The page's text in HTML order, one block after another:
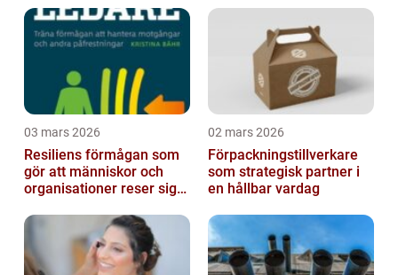
03 mars 2026
Resiliens förmågan som
gör att människor och
organisationer reser sig
02 mars 2026
Förpackningstillverkare
som strategisk partner i
en hållbar vardag